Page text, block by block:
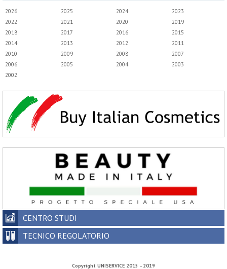
2026 2025 2024
2023
2022
2021 2020
2019
2018
2017 2016
2015
2014
2013 2012
2011
2010
2009 2008
2007
2006
2005 2004
2003
2002
CENTRO STUDI
TECNICO REGOLATORIO
Copyright UNISERVICE 2015 - 2019